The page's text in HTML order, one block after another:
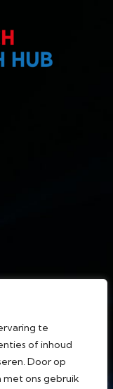
te
of inhoud
Door op
met ons gebruik